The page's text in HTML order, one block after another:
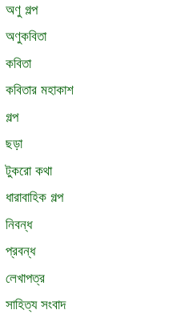
অণু গল্প
অণুকবিতা
কবিতা
কবিতার মহাকাশ
গল্প
ছড়া
টুকরো কথা
ধারাবাহিক গল্প
নিবন্ধ
প্রবন্ধ
লেখাপত্র
সাহিত্য সংবাদ